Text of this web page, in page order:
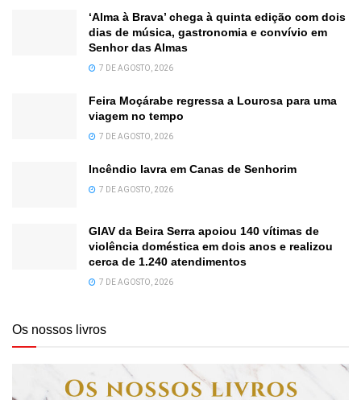
‘Alma à Brava’ chega à quinta edição com dois
dias de música, gastronomia e convívio em
Senhor das Almas
7 DE AGOSTO, 2026
Feira Moçárabe regressa a Lourosa para uma
viagem no tempo
7 DE AGOSTO, 2026
Incêndio lavra em Canas de Senhorim
7 DE AGOSTO, 2026
GIAV da Beira Serra apoiou 140 vítimas de
violência doméstica em dois anos e realizou
cerca de 1.240 atendimentos
7 DE AGOSTO, 2026
Os nossos livros